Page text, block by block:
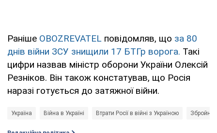
Раніше OBOZREVATEL повідомляв, що за 80
днів війни ЗСУ знищили 17 БТГр ворога. Такі
цифри назвав міністр оборони України Олексій
Резніков. Він також констатував, що Росія
наразі готується до затяжної війни.
Україна Війна в Україні Втрати Росії в війні з Україною Збройні